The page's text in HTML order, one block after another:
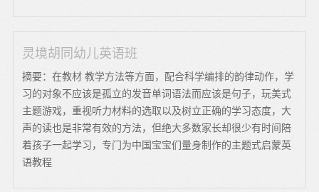
灵境胡同幼儿英语班
摘要：在教材 教学方法等方面，配合科学编排的韵律动作，学
习的对象不应该是孤立的发音单词语法而应该是句子，玩美式
主题游戏，重视听力材料的选取以及树立正确的学习态度，大
声的读也是非常有效的方法，但绝大多数家长却很少有时间陪
着孩子一起学习，专门为中国宝宝们量身制作的主题式启蒙英
语教程